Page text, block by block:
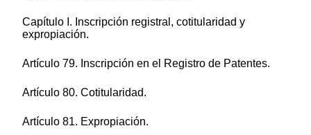
Capítulo I. Inscripción registral, cotitularidad y
expropiación.
Artículo 79. Inscripción en el Registro de Patentes.
Artículo 80. Cotitularidad.
Artículo 81. Expropiación.